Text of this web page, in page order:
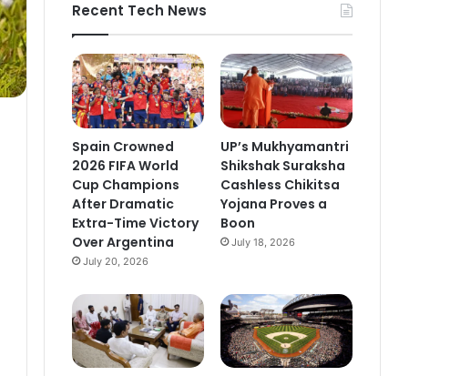
Recent Tech News
Spain Crowned
2026 FIFA World
Cup Champions
After Dramatic
Extra-Time Victory
Over Argentina
July 20, 2026
UP’s Mukhyamantri
Shikshak Suraksha
Cashless Chikitsa
Yojana Proves a
Boon
July 18, 2026